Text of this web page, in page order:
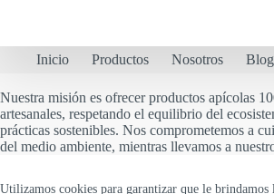
Utilizamos cookies para garantizar que le
Inicio Productos Nosotros Blog
Nuestra misión es ofrecer productos apícolas
artesanales, respetando el equilibrio del
prácticas sostenibles. Nos comprometemos a
del medio ambiente, mientras llevamos a